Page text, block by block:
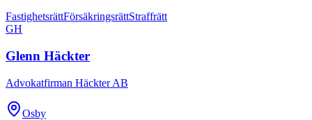
FastighetsrättFörsäkringsrättStraffrätt
GH
Glenn Häckter
Advokatfirman Häckter AB
Osby